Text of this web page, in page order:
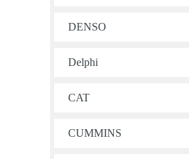
DENSO
Delphi
CAT
CUMMINS